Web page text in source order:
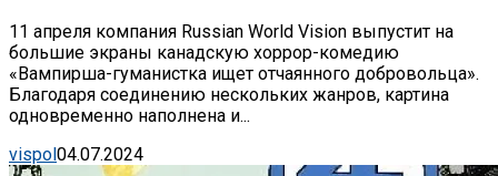
11 апреля компания Russian World Vision выпустит на
большие экраны канадскую хоррор-комедию
«Вампирша-гуманистка ищет отчаянного добровольца».
Благодаря соединению нескольких жанров, картина
одновременно наполнена и...
vispol04.07.2024